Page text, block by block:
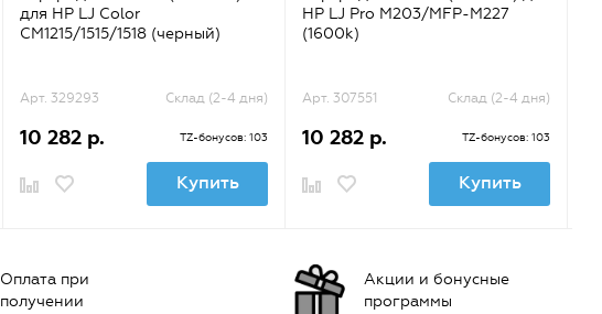
для HP LJ Color
CM1215/1515/1518 (черный)
Арт. 329293 Склад (2-4 дня)
10 282 р. TZ-бонусов: 103
Купить
HP LJ Pro M203/MFP-M227
(1600k)
Арт. 307551 Склад (2-4 дня)
10 282 р. TZ-бонусов: 103
Купить
Оплата при
получении
Акции и бонусные
программы